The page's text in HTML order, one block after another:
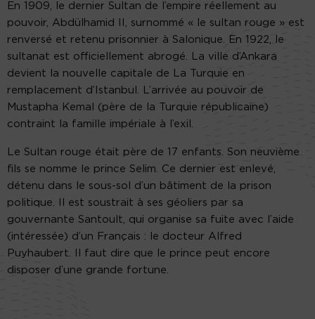
En 1909, le dernier Sultan de l’empire réellement au
pouvoir, Abdülhamid II, surnommé « le sultan rouge » est
renversé et retenu prisonnier à Salonique. En 1922, le
sultanat est officiellement abrogé. La ville d’Ankara
devient la nouvelle capitale de La Turquie en
remplacement d’Istanbul. L’arrivée au pouvoir de
Mustapha Kemal (père de la Turquie républicaine)
contraint la famille impériale à l’exil.
Le Sultan rouge était père de 17 enfants. Son neuvième
fils se nomme le prince Selim. Ce dernier est enlevé,
détenu dans le sous-sol d’un bâtiment de la prison
politique. Il est soustrait à ses géoliers par sa
gouvernante Santoult, qui organise sa fuite avec l’aide
(intéressée) d’un Français : le docteur Alfred
Puyhaubert. Il faut dire que le prince peut encore
disposer d’une grande fortune.